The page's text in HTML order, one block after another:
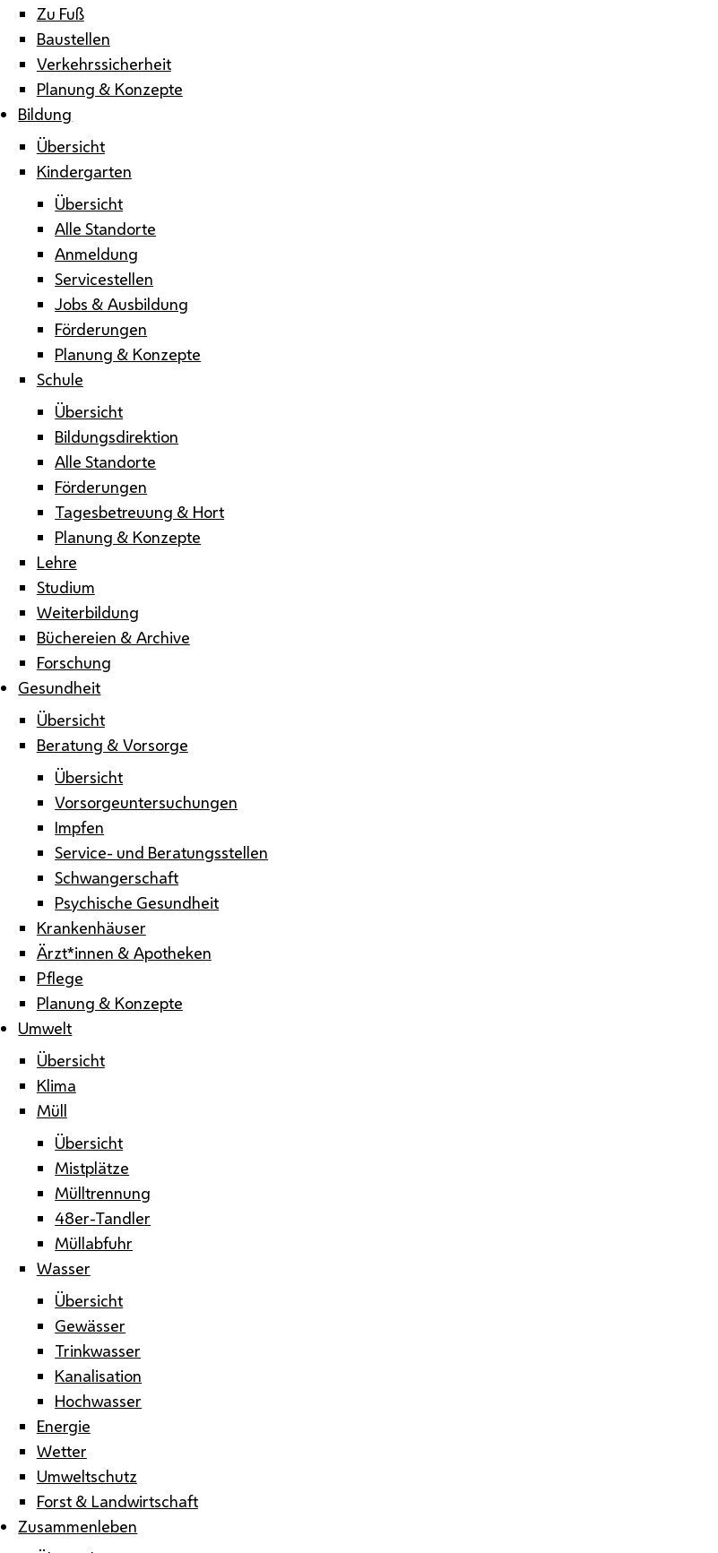
Zu Fuß
Baustellen
Verkehrssicherheit
Planung & Konzepte
Bildung
Übersicht
Kindergarten
Übersicht
Alle Standorte
Anmeldung
Servicestellen
Jobs & Ausbildung
Förderungen
Planung & Konzepte
Schule
Übersicht
Bildungsdirektion
Alle Standorte
Förderungen
Tagesbetreuung & Hort
Planung & Konzepte
Lehre
Studium
Weiterbildung
Büchereien & Archive
Forschung
Gesundheit
Übersicht
Beratung & Vorsorge
Übersicht
Vorsorgeuntersuchungen
Impfen
Service- und Beratungsstellen
Schwangerschaft
Psychische Gesundheit
Krankenhäuser
Ärzt*innen & Apotheken
Pflege
Planung & Konzepte
Umwelt
Übersicht
Klima
Müll
Übersicht
Mistplätze
Mülltrennung
48er-Tandler
Müllabfuhr
Wasser
Übersicht
Gewässer
Trinkwasser
Kanalisation
Hochwasser
Energie
Wetter
Umweltschutz
Forst & Landwirtschaft
Zusammenleben